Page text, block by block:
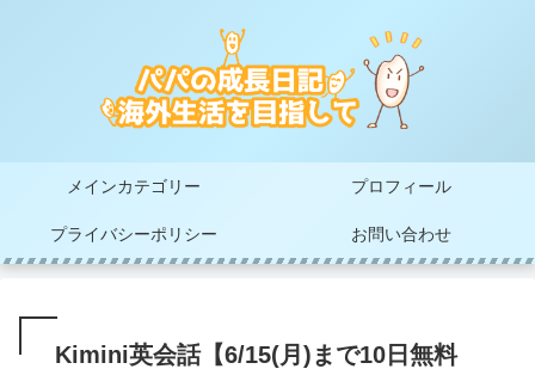
メインカテゴリー プロフィール
プライバシーポリシー お問い合わせ
Kimini英会話【6/15(月)まで10日無料